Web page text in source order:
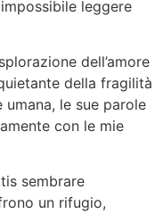
leggere
dell’amore
della fragilità
le sue parole
con le mie
sembrare
un rifugio,